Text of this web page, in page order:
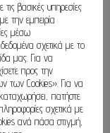
βασικές υπηρεσίες
την εμπειρία
μέσω
σχετικά με το
μας. Για να
προς την
των Cookies». Για να
πατήστε
σχετικά με
ανά πάσα στιγμή,